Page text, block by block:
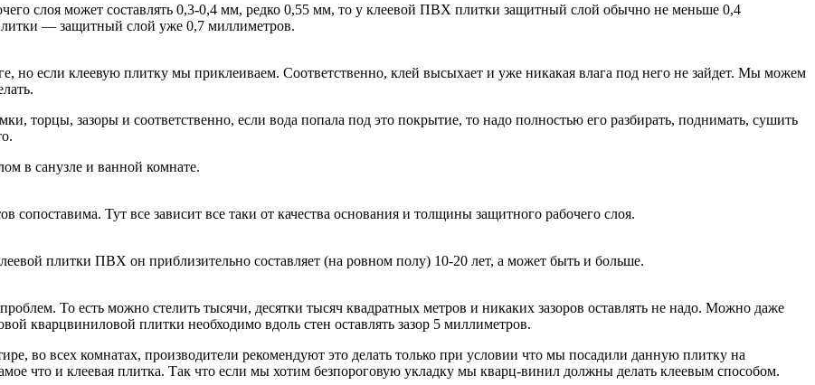
слоя может составлять 0,3-0,4 мм, редко 0,55 мм, то у клеевой ПВХ плитки защитный слой обычно не меньше 0,4
— защитный слой уже 0,7 миллиметров.
но если клеевую плитку мы приклеиваем. Соответственно, клей высыхает и уже никакая влага под него не зайдет. Мы можем
торцы, зазоры и соответственно, если вода попала под это покрытие, то надо полностью его разбирать, поднимать, сушить
в санузле и ванной комнате.
сопоставима. Тут все зависит все таки от качества основания и толщины защитного рабочего слоя.
плитки ПВХ он приблизительно составляет (на ровном полу) 10-20 лет, а может быть и больше.
То есть можно стелить тысячи, десятки тысяч квадратных метров и никаких зазоров оставлять не надо. Можно даже
кварцвиниловой плитки необходимо вдоль стен оставлять зазор 5 миллиметров.
во всех комнатах, производители рекомендуют это делать только при условии что мы посадили данную плитку на
что и клеевая плитка. Так что если мы хотим безпороговую укладку мы кварц-винил должны делать клеевым способом.